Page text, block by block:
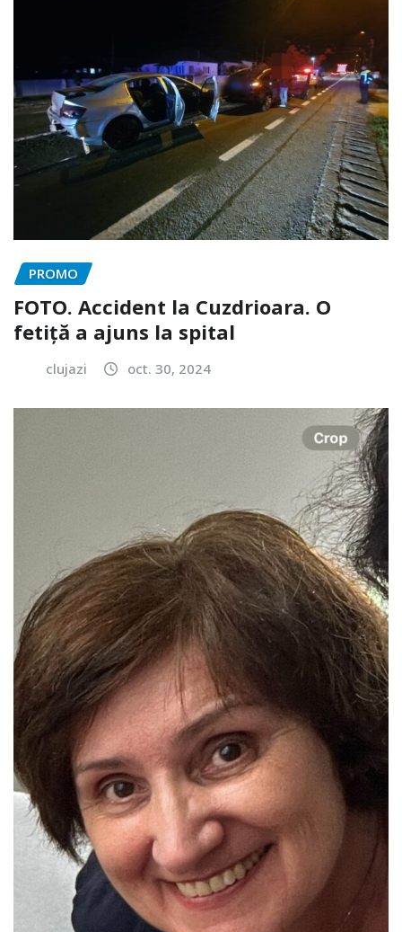
PROMO
FOTO. Accident la Cuzdrioara. O
fetiță a ajuns la spital
clujazi oct. 30, 2024